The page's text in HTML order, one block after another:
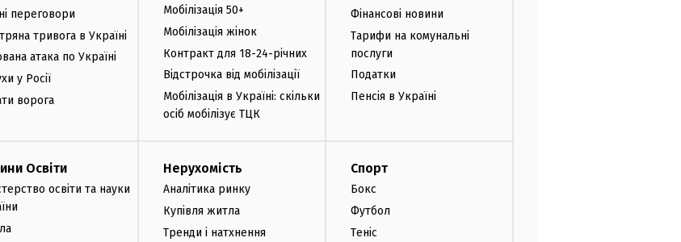
переговори
тривога в Україні
атака по Україні
у Росії
ворога
Мобілізація 50+
Мобілізація жінок
Контракт для 18-24-річних
Відстрочка від мобілізації
Мобілізація в Україні: скільки
осіб мобілізує ТЦК
Фінансові новини
Тарифи на комунальні
послуги
Податки
Пенсія в Україні
Освіти
освіти та науки
Нерухомість
Аналітика ринку
Купівля житла
Тренди і натхнення
Спорт
Бокс
Футбол
Теніс